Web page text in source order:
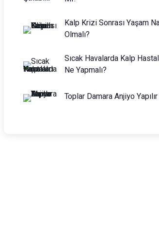
Kalp Krizi Sonrası Yaşam
Olmalı?
Sıcak Havalarda Kalp
Ne Yapmalı?
Toplar Damara Anjiyo